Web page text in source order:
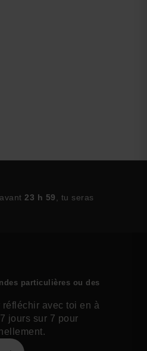
23 h 59
, tu seras
particulières ou des
réfléchir avec toi en à
jours sur 7 pour